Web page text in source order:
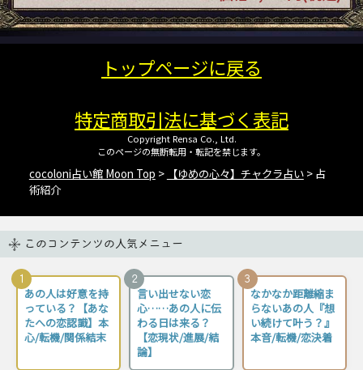
トップページに戻る
特定商取引法に基づく表記
Copyright Rensa Co., Ltd.
このページの無断転用・転記を禁じます。
cocoloni占い館 Moon Top > 【ゆめの心々】チャクラ占い> 占
術紹介
このコンテンツの人気メニュー
1
あの人は好意を持
っている？【あな
たへの恋認識】本
心/転機/関係結末
2
言い出せない恋
心……あの人に伝
わる日は来る？
【恋現状/進展/結
論】
3
なかなか距離縮ま
らないあの人『想
い続けて叶う？』
本音/転機/恋決着